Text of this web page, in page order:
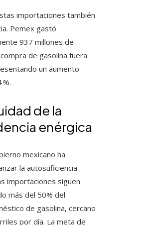
importaciones también
Pemex gastó
937 millones de
de gasolina fuera
un aumento
%.
de la
enérgica
mexicano ha
la autosuficiencia
importaciones siguen
más del 50% del
de gasolina, cercano
por día. La meta de